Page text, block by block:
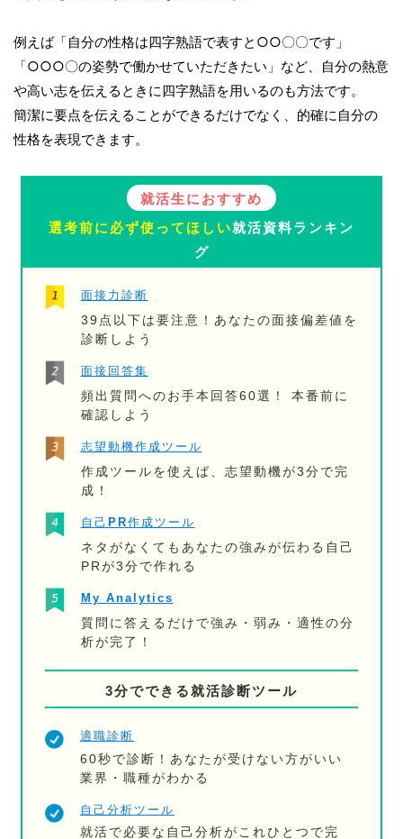
例えば「自分の性格は四字熟語で表すと○○〇〇です」
「○○○〇の姿勢で働かせていただきたい」など、自分の熱意
や高い志を伝えるときに四字熟語を用いるのも方法です。
簡潔に要点を伝えることができるだけでなく、的確に自分の
性格を表現できます。
就活生におすすめ
選考前に必ず使ってほしい就活資料ランキン
グ
面接力診断
39点以下は要注意！あなたの面接偏差値を
診断しよう
面接回答集
頻出質問へのお手本回答60選！ 本番前に
確認しよう
志望動機作成ツール
作成ツールを使えば、志望動機が3分で完
成！
自己PR作成ツール
ネタがなくてもあなたの強みが伝わる自己
PRが3分で作れる
My Analytics
質問に答えるだけで強み・弱み・適性の分
析が完了！
3分でできる就活診断ツール
適職診断
60秒で診断！あなたが受けない方がいい
業界・職種がわかる
自己分析ツール
就活で必要な自己分析がこれひとつで完